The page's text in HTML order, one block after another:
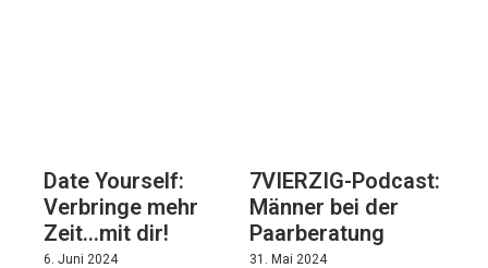
Date Yourself:
Verbringe mehr
Zeit…mit dir!
6. Juni 2024
7VIERZIG-Podcast:
Männer bei der
Paarberatung
31. Mai 2024